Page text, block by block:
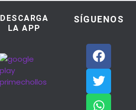
DESCARGA
LA APP
SÍGUENOS